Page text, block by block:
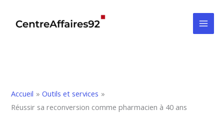
Accueil
Outils et services
Réussir sa reconversion comme pharmacien à 40 ans